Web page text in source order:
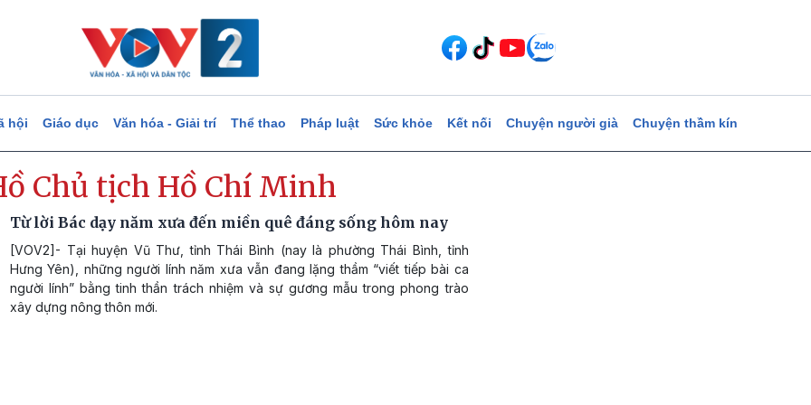
hội Giáo dục Văn hóa - Giải trí Thể thao Pháp luật Sức khỏe Kết nối Chuyện người già Chuyện thầm kín
Chủ tịch Hồ Chí Minh
Từ lời Bác dạy năm xưa đến miền quê đáng sống hôm nay
[VOV2]- Tại huyện Vũ Thư, tỉnh Thái Bình (nay là phường Thái Bình, tỉnh
Hưng Yên), những người lính năm xưa vẫn đang lặng thầm “viết tiếp bài ca
người lính” bằng tinh thần trách nhiệm và sự gương mẫu trong phong trào
xây dựng nông thôn mới.